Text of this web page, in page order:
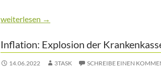
Für 24 Mio. Kassenmitglieder steigt der
weiterlesen →
Inflation: Explosion der
14.06.2022 3TASK SCHREIBE EINEN